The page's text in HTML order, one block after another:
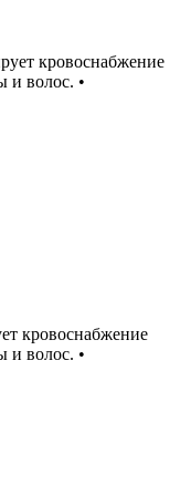
кровоснабжение
и волос. •
кровоснабжение
и волос. •